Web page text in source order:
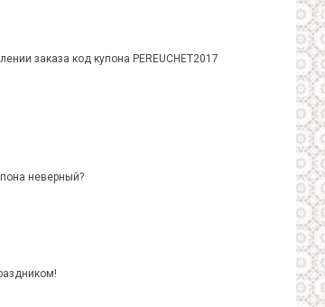
заказа код купона PEREUCHET2017
неверный?